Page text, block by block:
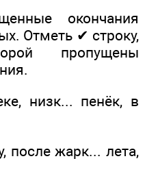
окончания
Отметь ✔ строку,
пропущены
низк... пенёк, в
после жарк... лета,